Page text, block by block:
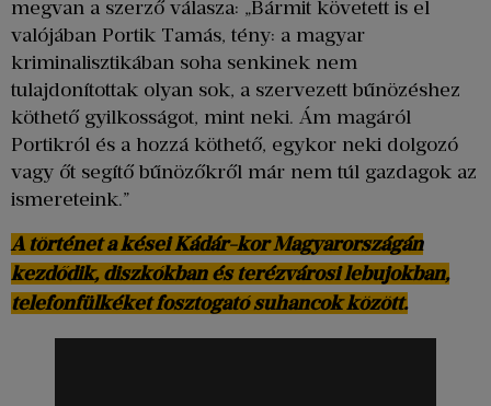
megvan a szerző válasza: „Bármit követett is el
valójában Portik Tamás, tény: a magyar
kriminalisztikában soha senkinek nem
tulajdonítottak olyan sok, a szervezett bűnözéshez
köthető gyilkosságot, mint neki. Ám magáról
Portikról és a hozzá köthető, egykor neki dolgozó
vagy őt segítő bűnözőkről már nem túl gazdagok az
ismereteink.”
A történet a kései Kádár-kor Magyarországán
kezdődik, diszkókban és terézvárosi lebujokban,
telefonfülkéket fosztogató suhancok között.